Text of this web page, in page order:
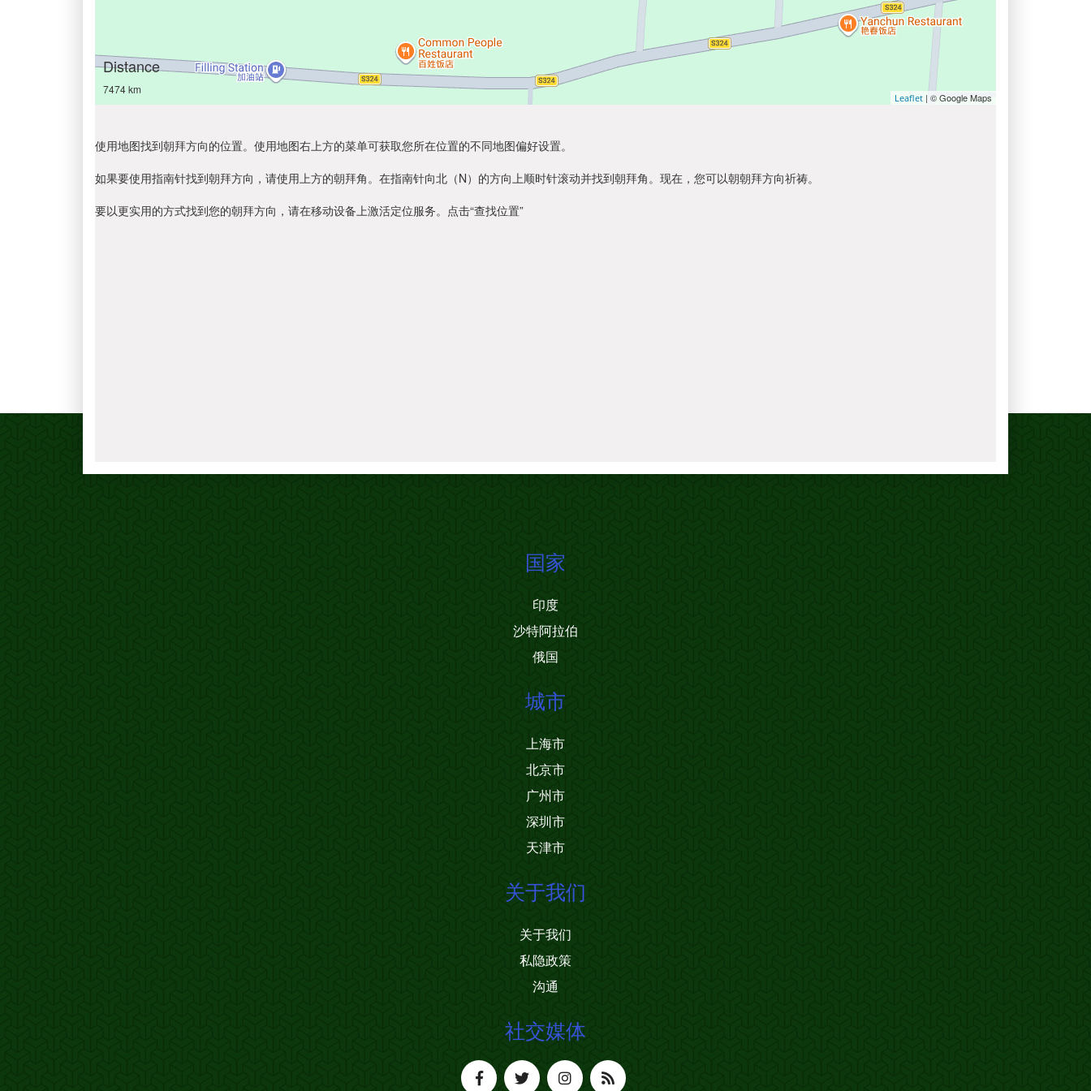
Distance
7474 km
Leaflet | © Google Maps
使用地图找到朝拜方向的位置。使用地图右上方的菜单可获取您所在位置的不同地图偏好设置。
如果要使用指南针找到朝拜方向，请使用上方的朝拜角。在指南针向北（N）的方向上顺时针滚动并找到朝拜角。现在，您可以朝朝拜方向祈祷。
要以更实用的方式找到您的朝拜方向，请在移动设备上激活定位服务。点击“查找位置”
国家
印度
沙特阿拉伯
俄国
城市
上海市
北京市
广州市
深圳市
天津市
关于我们
关于我们
私隐政策
沟通
社交媒体